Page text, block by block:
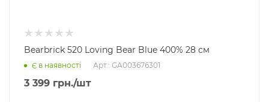
Bearbrick 520 Loving Bear Blue 400% 28 см
Є в наявності Арт.: GA003676301
3 399 грн./шт